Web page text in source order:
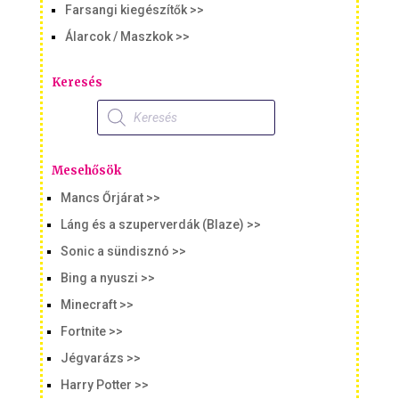
Farsangi kiegészítők >>
Álarcok / Maszkok >>
Keresés
Products
search
Mesehősök
Mancs Őrjárat >>
Láng és a szuperverdák (Blaze) >>
Sonic a sündisznó >>
Bing a nyuszi >>
Minecraft >>
Fortnite >>
Jégvarázs >>
Harry Potter >>